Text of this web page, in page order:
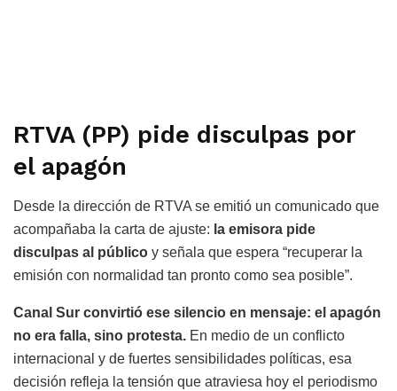
RTVA (PP) pide disculpas por
el apagón
Desde la dirección de RTVA se emitió un comunicado que
acompañaba la carta de ajuste: la emisora pide
disculpas al público y señala que espera “recuperar la
emisión con normalidad tan pronto como sea posible”.
Canal Sur convirtió ese silencio en mensaje: el apagón
no era falla, sino protesta. En medio de un conflicto
internacional y de fuertes sensibilidades políticas, esa
decisión refleja la tensión que atraviesa hoy el periodismo